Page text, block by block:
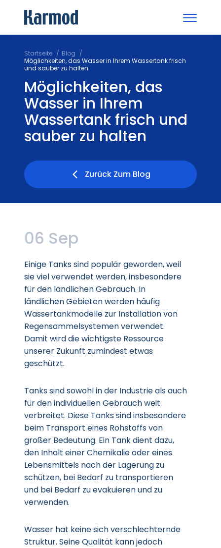
Startseite
Blog
Möglichkeiten, das Wasser in Ihrem Wassertank frisch
und sauber zu halten
Möglichkeiten, das
Wasser in Ihrem
Wassertank frisch und
sauber zu halten
Zurück Zum Blog
06 Sep
Einige Tanks sind populär geworden, weil
sie viel verwendet werden, insbesondere
für den ländlichen Gebrauch. In
ländlichen Gebieten werden häufig
Wassertankmodelle zur Installation von
Regensammelsystemen verwendet.
Damit wird die wichtigste Ressource
unserer Zukunft zumindest etwas
geschützt.
Tanks sind sowohl in der Industrie als auch
für den individuellen Gebrauch weit
verbreitet. Diese Tanks sind insbesondere
beim Transport eines Rohstoffs von
großer Bedeutung. Ein Tank dient dazu,
den Inhalt einer Chemikalie oder eines
Lebensmittels nach der Lagerung zu
schützen, bei Bedarf zu transportieren
und bei Bedarf zu evakuieren und zu
verwenden.
Wasser hat keine sich verschlechternde
Struktur. Seine Qualität kann jedoch